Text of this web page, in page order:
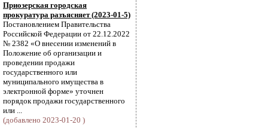
Приозерская городская
прокуратура разъясняет (2023-01-5)
Постановлением Правительства
Российской Федерации от 22.12.2022
№ 2382 «О внесении изменений в
Положение об организации и
проведении продажи
государственного или
муниципального имущества в
электронной форме» уточнен
порядок продажи государственного
или ...
(добавлено 2023-01-20 )